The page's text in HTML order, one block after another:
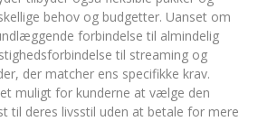
behov og budgetter. Uanset om
forbindelse til almindelig
til streaming og
der matcher ens specifikke krav.
muligt for kunderne at vælge den
til deres livsstil uden at betale for mere